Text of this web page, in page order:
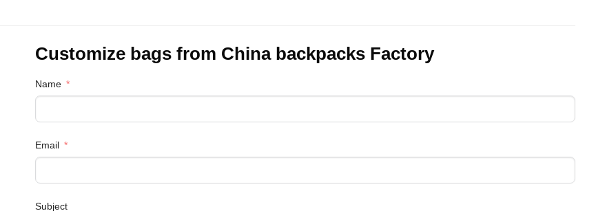
Customize bags from China backpacks Factory
Name
Email
Subject